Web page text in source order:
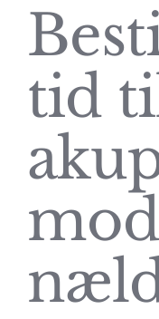
tid
mod